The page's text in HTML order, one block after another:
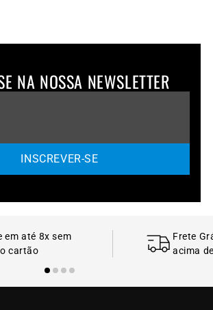
NA NOSSA NEWSLETTER
INSCREVER-SE
em até 8x sem
cartão
Frete
acima